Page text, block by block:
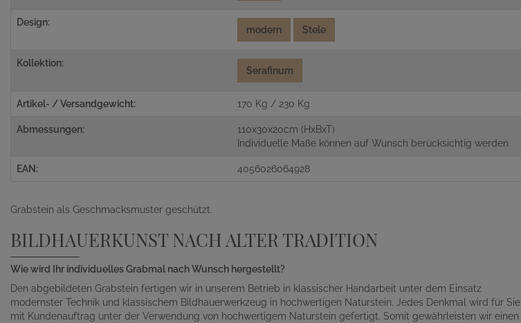
Design:
modern Stele
Kollektion:
Serafinum
Artikel- / Versandgewicht: 170 Kg / 230 Kg
Abmessungen:
110x30x20cm (HxBxT)
Individuelle Maße können auf Wunsch berücksichtig werden
EAN: 4056026064928
Grabstein als Geschmacksmuster geschützt.
BILDHAUERKUNST NACH ALTER TRADITION
Wie wird Ihr individuelles Grabmal nach Wunsch hergestellt?
Den abgebildeten Grabstein fertigen wir in unserem Betrieb in klassischer Handarbeit unter dem Einsatz
modernster Technik und klassischem Bildhauerwerkzeug in hochwertigen Naturstein. Jedes Denkmal wird für Sie
mit Kundenauftrag unter der Verwendung von hochwertigem Naturstein gefertigt. Somit gewährleisten wir einen